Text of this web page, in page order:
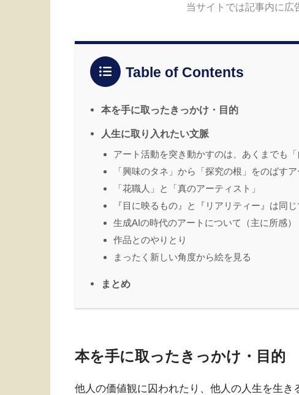
当サイトでは記事内に広
Table of Contents
本を手に取ったきっかけ・目的
人生に取り入れたい文脈
アート活動を突き動かすのは、あくまでも「
「興味のタネ」から「探究の根」をのばす
「花職人」と「真のアーティスト」
『目に映るもの』と『リアリティー』は同
生成AIの時代のアートについて（主に所感）
作品とのやりとり
まったく新しい角度から絵を見る
まとめ
本を手に取ったきっかけ・目的
他人の価値観に囚われたり、他人の人生を生